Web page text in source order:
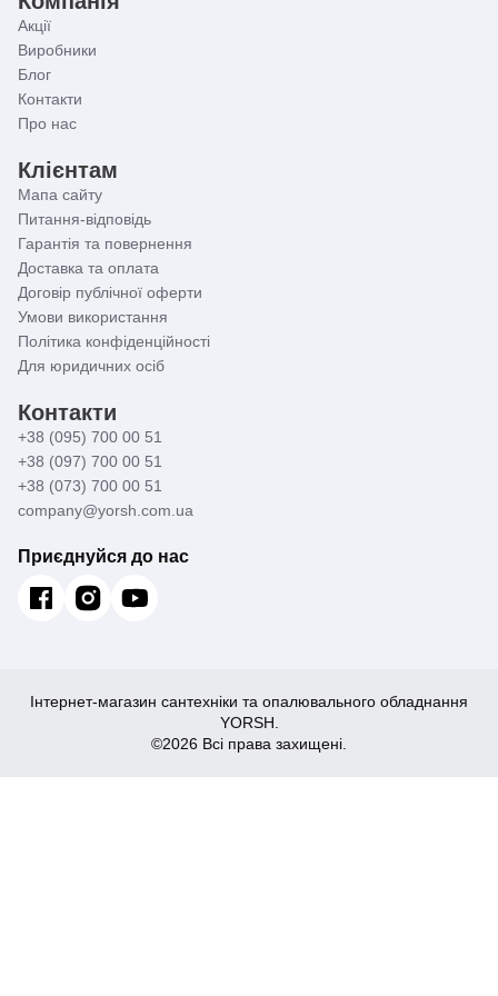
☝Важливо відзначити!
відмінності, що використовується в Haiba Smes 140
двовентильний механізм за довговічністю не
обох випадках використовуються надійні керамічні
Акції
Виробники
Блог
Контакти
Про нас
Клієнтам
Мапа сайту
Питання-відповідь
Гарантія та повернення
Доставка та оплата
Договір публічної оферти
Умови використання
Політика конфіденційності
Для юридичних осіб
Контакти
+38 (095) 700 00 51
+38 (097) 700 00 51
+38 (073) 700 00 51
company@yorsh.com.ua
Приєднуйся до нас
Інтернет-магазин сантехніки та опалювального обладнання
YORSH.
©2026 Всі права захищені.